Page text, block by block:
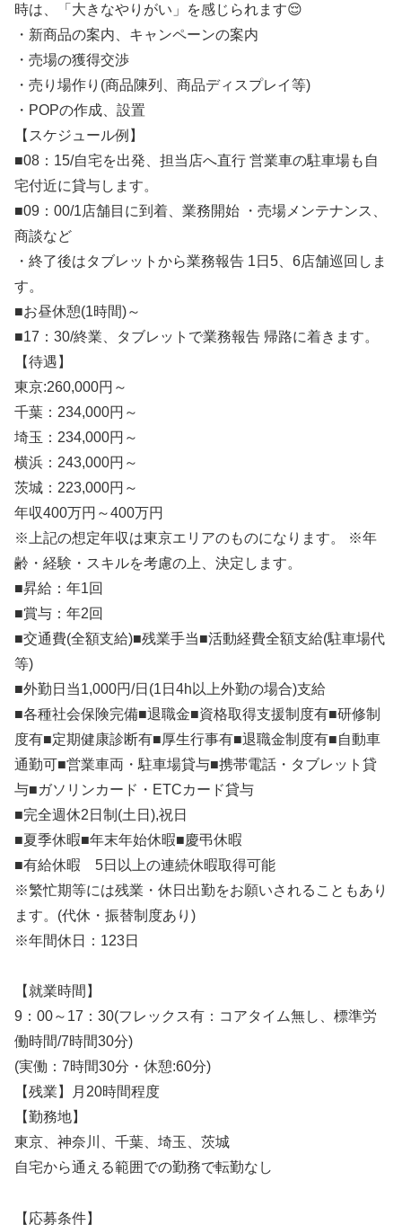
時は、「大きなやりがい」を感じられます😌
・新商品の案内、キャンペーンの案内
・売場の獲得交渉
・売り場作り(商品陳列、商品ディスプレイ等)
・POPの作成、設置
【スケジュール例】
■08：15/自宅を出発、担当店へ直行 営業車の駐車場も自
宅付近に貸与します。
■09：00/1店舗目に到着、業務開始 ・売場メンテナンス、
商談など
・終了後はタブレットから業務報告 1日5、6店舗巡回しま
す。
■お昼休憩(1時間)～
■17：30/終業、タブレットで業務報告 帰路に着きます。
【待遇】
東京:260,000円～
千葉：234,000円～
埼玉：234,000円～
横浜：243,000円～
茨城：223,000円～
年収400万円～400万円
※上記の想定年収は東京エリアのものになります。 ※年
齢・経験・スキルを考慮の上、決定します。
■昇給：年1回
■賞与：年2回
■交通費(全額支給)■残業手当■活動経費全額支給(駐車場代
等)
■外勤日当1,000円/日(1日4h以上外勤の場合)支給
■各種社会保険完備■退職金■資格取得支援制度有■研修制
度有■定期健康診断有■厚生行事有■退職金制度有■自動車
通勤可■営業車両・駐車場貸与■携帯電話・タブレット貸
与■ガソリンカード・ETCカード貸与
■完全週休2日制(土日),祝日
■夏季休暇■年末年始休暇■慶弔休暇
■有給休暇 5日以上の連続休暇取得可能
※繁忙期等には残業・休日出勤をお願いされることもあり
ます。(代休・振替制度あり)
※年間休日：123日
【就業時間】
9：00～17：30(フレックス有：コアタイム無し、標準労
働時間/7時間30分)
(実働：7時間30分・休憩:60分)
【残業】月20時間程度
【勤務地】
東京、神奈川、千葉、埼玉、茨城
自宅から通える範囲での勤務で転勤なし
【応募条件】